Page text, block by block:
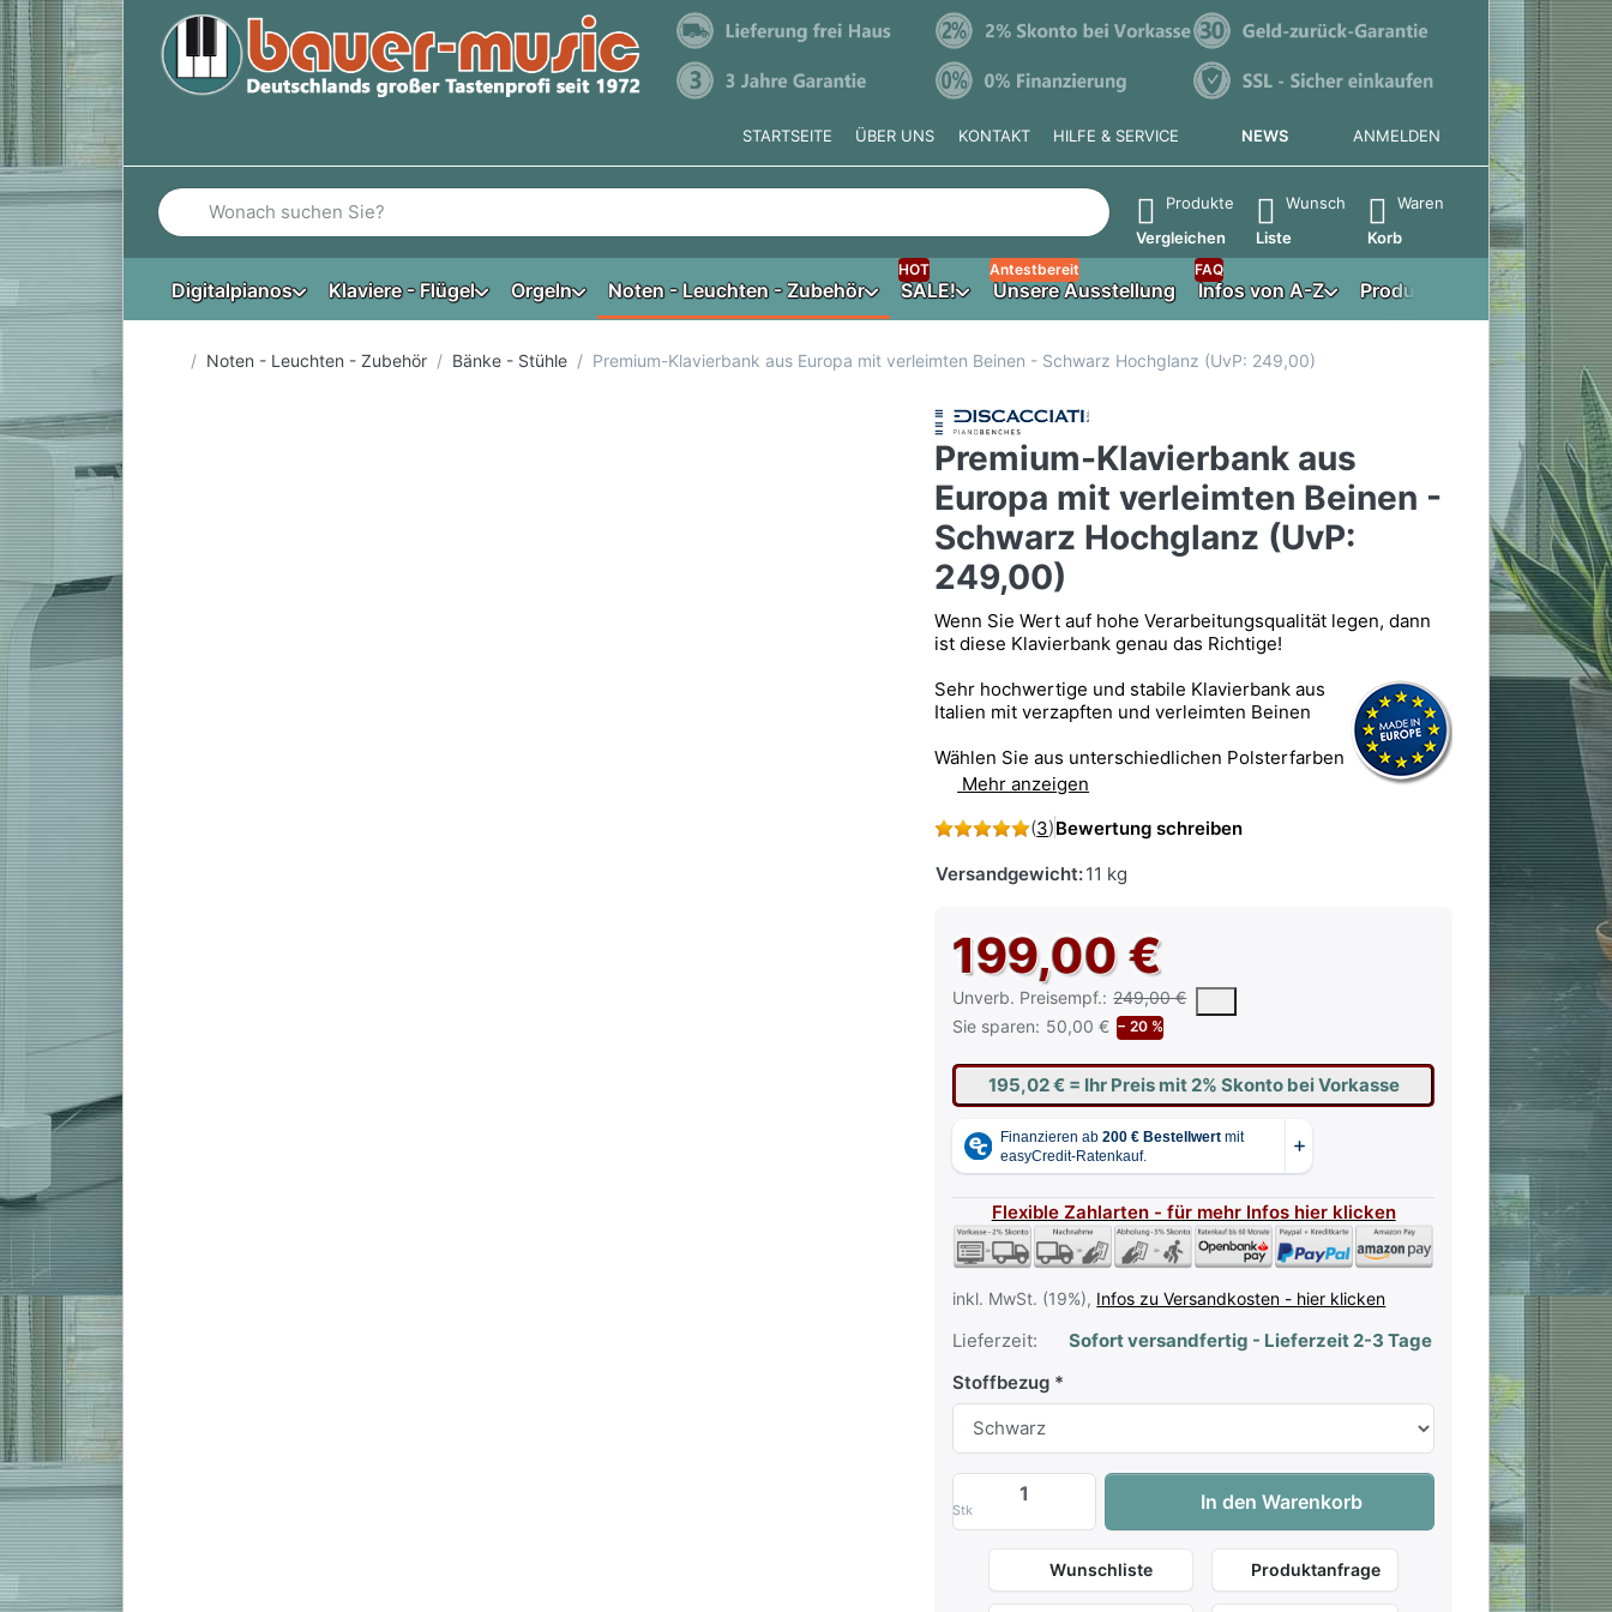
STARTSEITE ÜBER UNS KONTAKT HILFE & SERVICE NEWS ANMELDEN
Geben Sie einen Suchbegriff ein. Während Sie tippen, erscheinen automatisch erste Ergebnisse. Drücken Sie die Eingabetaste, um alle Ergebnisse aufzurufen.
Produkte
Vergleichen
Wunsch
Liste
Waren
Korb
Digitalpianos Klaviere - Flügel Orgeln Noten - Leuchten - Zubehör SALE!
HOT
Unsere Ausstellung
Antestbereit
Infos von A-Z
FAQ
Produktberater
Startseite
Noten - Leuchten - Zubehör Bänke - Stühle Premium-Klavierbank aus Europa mit verleimten Beinen - Schwarz Hochglanz (UvP: 249,00)
Premium-Klavierbank aus
Europa mit verleimten Beinen -
Schwarz Hochglanz (UvP:
249,00)
Wenn Sie Wert auf hohe Verarbeitungsqualität legen, dann
ist diese Klavierbank genau das Richtige!
Sehr hochwertige und stabile Klavierbank aus
Italien mit verzapften und verleimten Beinen
Wählen Sie aus unterschiedlichen Polsterfarben
Mehr anzeigen
(3)Bewertung schreiben
Versandgewicht:11 kg
199,00 €
Unverb. Preisempf.: 249,00 €
Die UVP ist der vorgeschlagene oder empfohlene Verkaufspreis eines Produkts,
Sie sparen: 50,00 € − 20 %
195,02 € = Ihr Preis mit 2% Skonto bei Vorkasse
Flexible Zahlarten - für mehr Infos hier klicken
inkl. MwSt. (19%), Infos zu Versandkosten - hier klicken
Lieferzeit:
Sofort versandfertig - Lieferzeit 2-3 Tage
Stoffbezug
Stk
Premium-Klavierbank aus Europa mit verleimten Beinen -
In den Warenkorb
Wunschliste Produktanfrage